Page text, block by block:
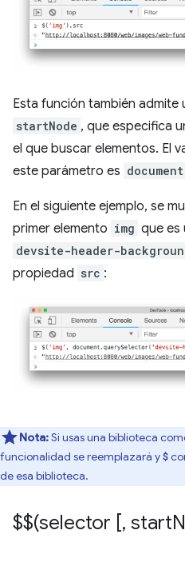
Esta función también
startNode , que especifica
el que buscar elementos. El
este parámetro es document
En el siguiente ejemplo, se
primer elemento img que es
devsite-header-
propiedad src :
Nota:Si usas una biblioteca
funcionalidad se reemplazará y$
de esa biblioteca.
$$(selector [, start